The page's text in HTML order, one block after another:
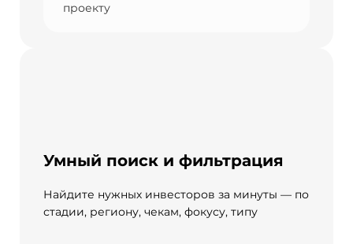
проекту
Умный поиск и фильтрация
Найдите нужных инвесторов за минуты — по
стадии, региону, чекам, фокусу, типу